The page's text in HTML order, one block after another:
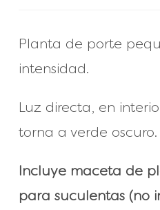
Planta de porte
intensidad.
Luz directa, en
torna a verde
Incluye maceta de
para suculentas (no